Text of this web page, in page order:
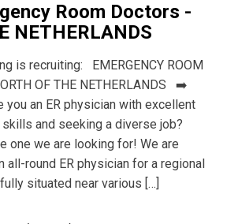
Room Doctors -
NETHERLANDS
is recruiting: EMERGENCY ROOM
OF THE NETHERLANDS ➡️
you an ER physician with excellent
and seeking a diverse job?
one we are looking for! We are
all-round ER physician for a regional
situated near various […]